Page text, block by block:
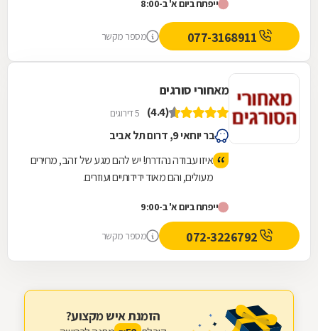
ייפתח ביום א' ב-8:00
מספר מקשר
מאחורי סורגים
(4.4) 5 דירוגים
בר יוחאי 9, דרום תל אביב
איזו עבודה נהדרת! יש להם מגע של זהב, מחירים
מעולים, והם מאוד ידידותיים ועוזרים.
ייפתח ביום א' ב-9:00
מספר מקשר
הזמנת איש מקצוע?